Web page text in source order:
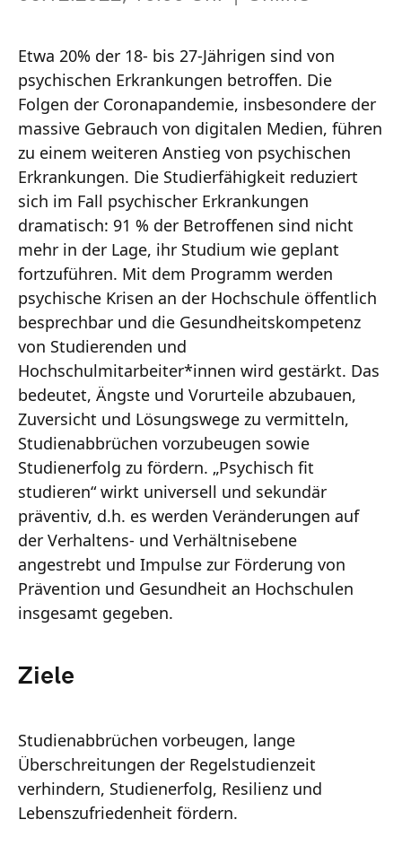
Etwa 20% der 18- bis 27-Jährigen sind von
psychischen Erkrankungen betroffen. Die
Folgen der Coronapandemie, insbesondere der
massive Gebrauch von digitalen Medien, führen
zu einem weiteren Anstieg von psychischen
Erkrankungen. Die Studierfähigkeit reduziert
sich im Fall psychischer Erkrankungen
dramatisch: 91 % der Betroffenen sind nicht
mehr in der Lage, ihr Studium wie geplant
fortzuführen. Mit dem Programm werden
psychische Krisen an der Hochschule öffentlich
besprechbar und die Gesundheitskompetenz
von Studierenden und
Hochschulmitarbeiter*innen wird gestärkt. Das
bedeutet, Ängste und Vorurteile abzubauen,
Zuversicht und Lösungswege zu vermitteln,
Studienabbrüchen vorzubeugen sowie
Studienerfolg zu fördern. „Psychisch fit
studieren“ wirkt universell und sekundär
präventiv, d.h. es werden Veränderungen auf
der Verhaltens- und Verhältnisebene
angestrebt und Impulse zur Förderung von
Prävention und Gesundheit an Hochschulen
insgesamt gegeben.
Ziele
Studienabbrüchen vorbeugen, lange
Überschreitungen der Regelstudienzeit
verhindern, Studienerfolg, Resilienz und
Lebenszufriedenheit fördern.